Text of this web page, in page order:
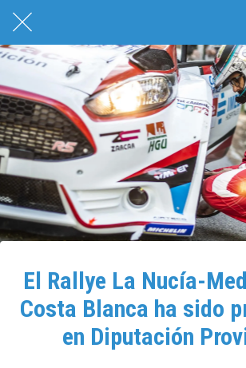
El Rallye La Nucía-
Costa Blanca ha sido
en Diputación